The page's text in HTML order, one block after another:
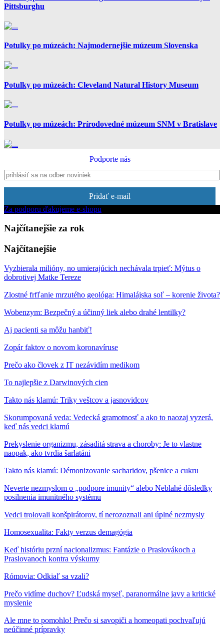
Pittsburghu
Potulky po múzeách: Najmodernejšie múzeum Slovenska
Potulky po múzeách: Cleveland Natural History Museum
Potulky po múzeách: Prírodovedné múzeum SNM v Bratislave
Podporte nás
Pridať e-mail
Za podporu ďakujeme e-shopu
Najčítanejšie za rok
Najčítanejšie
Vyzbierala milióny, no umierajúcich nechávala trpieť: Mýtus o
dobrotivej Matke Tereze
Zlostné frfľanie mrzutého geológa: Himalájska soľ – korenie života?
Wobenzym: Bezpečný a účinný liek alebo drahé lentilky?
Aj pacienti sa môžu hanbiť!
Zopár faktov o novom koronavíruse
Prečo ako človek z IT nezávidím medikom
To najlepšie z Darwinových cien
Takto nás klamú: Triky veštcov a jasnovidcov
Skorumpovaná veda: Vedecká gramotnosť a ako to naozaj vyzerá,
keď nás vedci klamú
Prekyslenie organizmu, zásaditá strava a choroby: Je to vlastne
naopak, ako tvrdia šarlatáni
Takto nás klamú: Démonizovanie sacharidov, pšenice a cukru
Neverte nezmyslom o „podpore imunity“ alebo Neblahé dôsledky
posilnenia imunitného systému
Vedci trolovali konšpirátorov, tí nerozoznali ani úplné nezmysly
Homosexualita: Fakty verzus demagógia
Keď históriu przní nacionalizmus: Fantázie o Praslovákoch a
Praslovanoch kontra výskumy
Rómovia: Odkiaľ sa vzali?
Prečo vidíme duchov? Ľudská myseľ, paranormálne javy a kritické
myslenie
Ale mne to pomohlo! Prečo si savopiči a homeopati pochvaľujú
neúčinné prípravky